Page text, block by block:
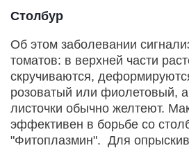
Столбур
Об этом заболевании
томатов: в верхней части
скручиваются,
розоватый или фиолетовый,
листочки обычно желтеют.
эффективен в борьбе со
"Фитоплазмин". Для